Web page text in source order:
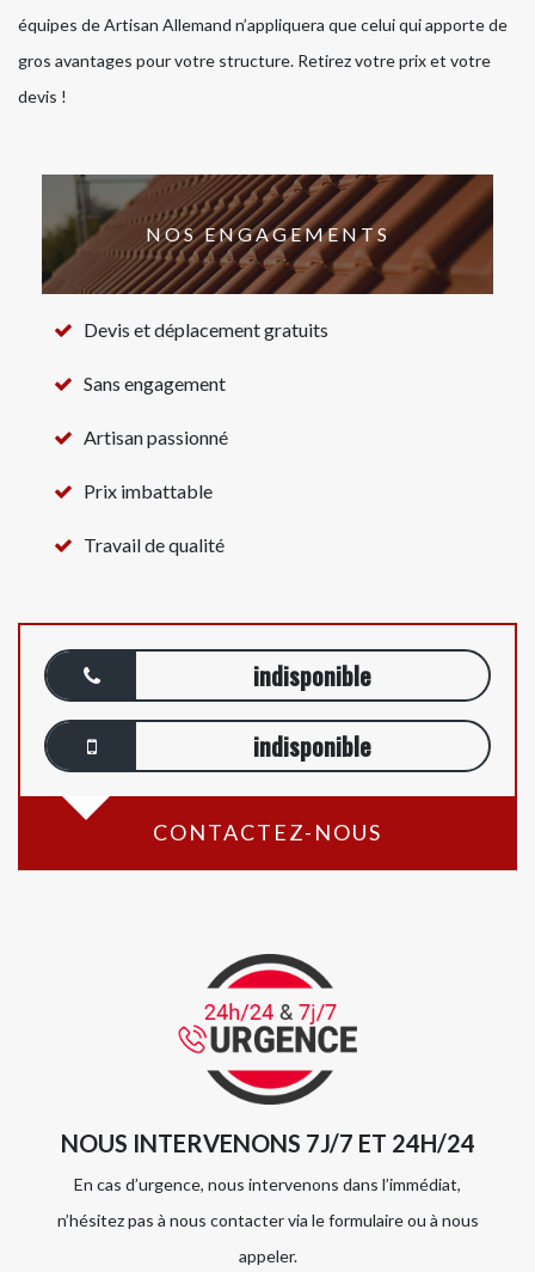
équipes de Artisan Allemand n’appliquera que celui qui apporte de
gros avantages pour votre structure. Retirez votre prix et votre
devis !
NOS ENGAGEMENTS
Devis et déplacement gratuits
Sans engagement
Artisan passionné
Prix imbattable
Travail de qualité
indisponible
indisponible
CONTACTEZ-NOUS
NOUS INTERVENONS 7J/7 ET 24H/24
En cas d’urgence, nous intervenons dans l’immédiat,
n’hésitez pas à nous contacter via le formulaire ou à nous
appeler.